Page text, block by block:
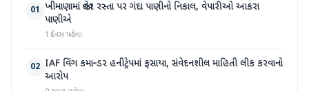
01 ખીમાણામાં જાહેર રસ્તા પર ગંદા પાણીનો નિકાલ, વેપારીઓ આકરા
પાણીએ
1 દિવસ પહેલા
02 IAF વિંગ કમાન્ડર હનીટ્રેપમાં ફસાયા, સંવેદનશીલ માહિતી લીક કરવાનો
આરોપ